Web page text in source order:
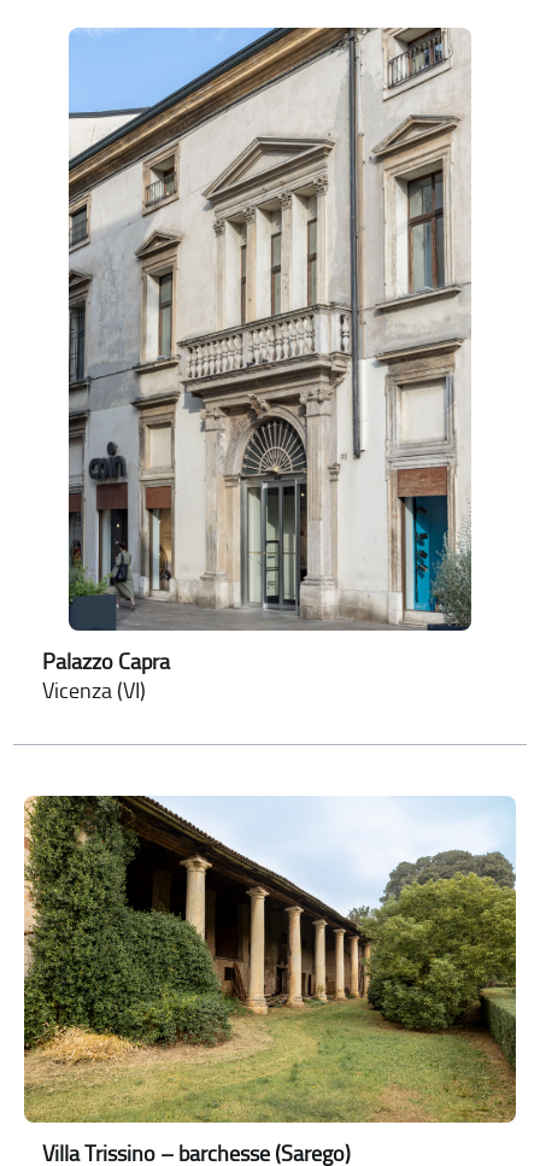
Palazzo Capra
Vicenza (VI)
Villa Trissino – barchesse (Sarego)